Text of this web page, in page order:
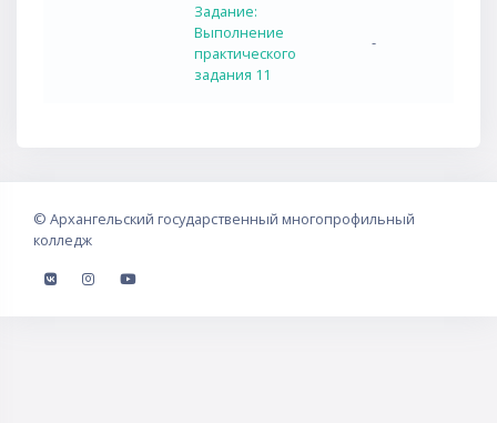
Задание:
Выполнение
практического
задания 11
-
© Архангельский государственный многопрофильный
колледж